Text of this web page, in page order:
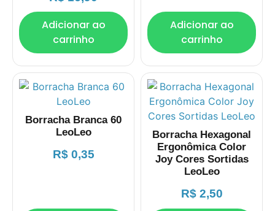
Adicionar ao
carrinho
Adicionar ao
carrinho
Borracha Branca 60
LeoLeo
R$0,35
Borracha Hexagonal
Ergonômica Color
Joy Cores Sortidas
LeoLeo
R$2,50